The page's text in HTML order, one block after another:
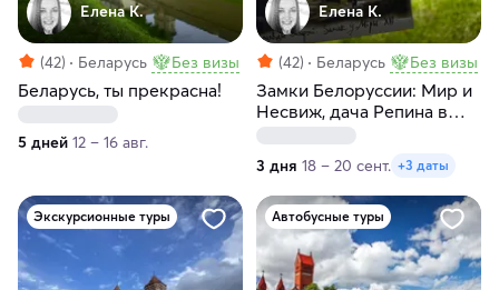
Елена К.
(42) Беларусь Без визы
Беларусь, ты прекрасна!
5 дней 12 – 16 авг.
Елена К.
(42) Беларусь Без визы
Замки Белоруссии: Мир и
Несвиж, дача Репина в
3 дня 18 – 20 сент. +3 даты
Экскурсионные туры Автобусные туры